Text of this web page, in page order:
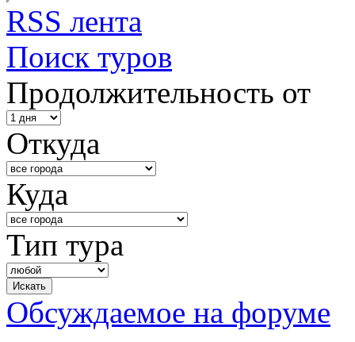
RSS лента
Поиск туров
Продолжительность от
Откуда
Куда
Тип тура
Обсуждаемое на форуме